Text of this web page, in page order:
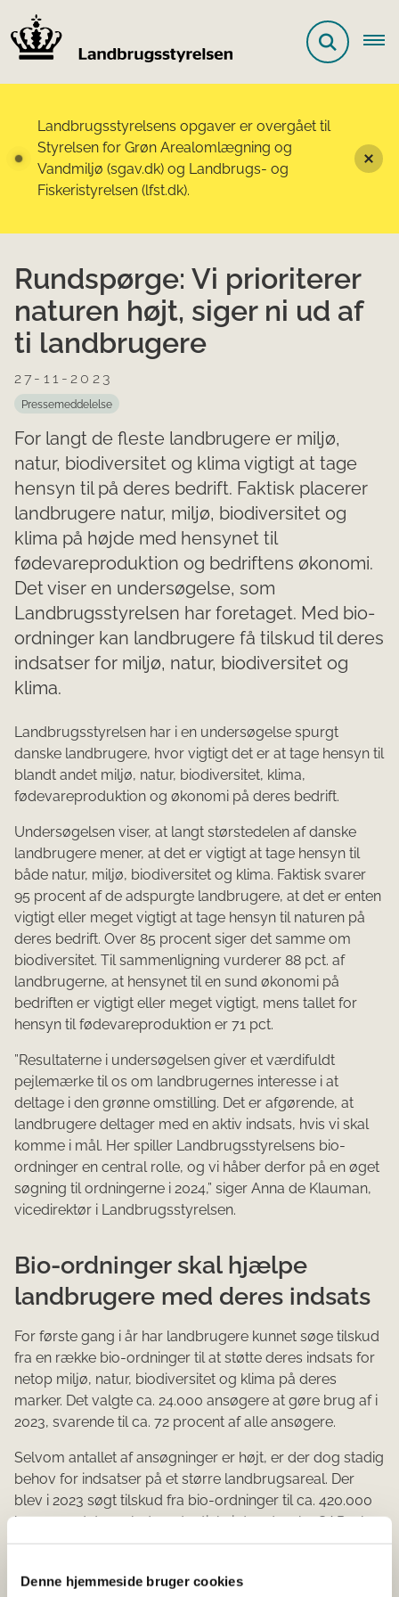
Denne hjemmeside bruger cookies
Landbrugsstyrelsens opgaver er overgået til
Styrelsen for Grøn Arealomlægning og
Vandmiljø (sgav.dk) og Landbrugs- og
Fiskeristyrelsen (lfst.dk).
Rundspørge: Vi prioriterer
naturen højt, siger ni ud af
ti landbrugere
27-11-2023
Pressemeddelelse
For langt de fleste landbrugere er miljø,
natur, biodiversitet og klima vigtigt at tage
hensyn til på deres bedrift. Faktisk placerer
landbrugere natur, miljø, biodiversitet og
klima på højde med hensynet til
fødevareproduktion og bedriftens økonomi.
Det viser en undersøgelse, som
Landbrugsstyrelsen har foretaget. Med bio-
ordninger kan landbrugere få tilskud til deres
indsatser for miljø, natur, biodiversitet og
klima.
Landbrugsstyrelsen har i en undersøgelse spurgt
danske landbrugere, hvor vigtigt det er at tage hensyn til
blandt andet miljø, natur, biodiversitet, klima,
fødevareproduktion og økonomi på deres bedrift.
Undersøgelsen viser, at langt størstedelen af danske
landbrugere mener, at det er vigtigt at tage hensyn til
både natur, miljø, biodiversitet og klima. Faktisk svarer
95 procent af de adspurgte landbrugere, at det er enten
vigtigt eller meget vigtigt at tage hensyn til naturen på
deres bedrift. Over 85 procent siger det samme om
biodiversitet. Til sammenligning vurderer 88 pct. af
landbrugerne, at hensynet til en sund økonomi på
bedriften er vigtigt eller meget vigtigt, mens tallet for
hensyn til fødevareproduktion er 71 pct.
”Resultaterne i undersøgelsen giver et værdifuldt
pejlemærke til os om landbrugernes interesse i at
deltage i den grønne omstilling. Det er afgørende, at
landbrugere deltager med en aktiv indsats, hvis vi skal
komme i mål. Her spiller Landbrugsstyrelsens bio-
ordninger en central rolle, og vi håber derfor på en øget
søgning til ordningerne i 2024,” siger Anna de Klauman,
vicedirektør i Landbrugsstyrelsen.
Bio-ordninger skal hjælpe
landbrugere med deres indsats
For første gang i år har landbrugere kunnet søge tilskud
fra en række bio-ordninger til at støtte deres indsats for
netop miljø, natur, biodiversitet og klima på deres
marker. Det valgte ca. 24.000 ansøgere at gøre brug af i
2023, svarende til ca. 72 procent af alle ansøgere.
Selvom antallet af ansøgninger er højt, er der dog stadig
behov for indsatser på et større landbrugsareal. Der
blev i 2023 søgt tilskud fra bio-ordninger til ca. 420.000
ha, mens det samlede potentiale i den danske CAP-plan
for 2023 var godt 620.000 ha, når man ser samlet på